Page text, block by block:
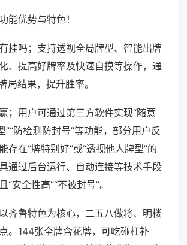
能优势与特色！
挂吗；支持透视全局牌型、智能出牌
、提高好牌率及快速自摸等操作，通
局结果，提升胜率。
；用户可通过第三方软件实现“随意
”“防检测防封号”等功能，部分用户反
存在“牌特别好”或“透视他人牌型”的
通过后台运行、自动连接等技术手段
“安全性高”“不被封号”。
齐鲁特色为核心，二五八做将、明楼
。144张全牌含花牌，可吃碰杠补